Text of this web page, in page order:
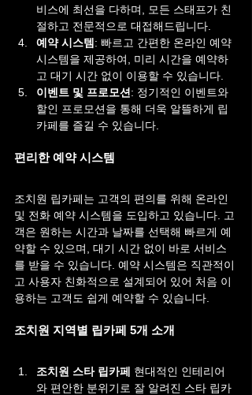
비스에 최선을 다하며, 모든 스태프가 친
절하고 전문적으로 대접해드립니다.
예약 시스템 : 빠르고 간편한 온라인 예약
시스템을 제공하여, 미리 시간을 예약하
고 대기 시간 없이 이용할 수 있습니다.
이벤트 및 프로모션 : 정기적인 이벤트와
할인 프로모션을 통해 더욱 알뜰하게 립
카페를 즐길 수 있습니다.
편리한 예약 시스템
조치원 립카페는 고객의 편의를 위해 온라인
및 전화 예약 시스템을 도입하고 있습니다. 고
객은 원하는 시간과 날짜를 선택해 빠르게 예
약할 수 있으며, 대기 시간 없이 바로 서비스
를 받을 수 있습니다. 예약 시스템은 직관적이
고 사용자 친화적으로 설계되어 있어 처음 이
용하는 고객도 쉽게 예약할 수 있습니다.
조치원 지역별 립카페 5개 소개
조치원 스타 립카페 현대적인 인테리어
와 편안한 분위기로 잘 알려진 스타 립카